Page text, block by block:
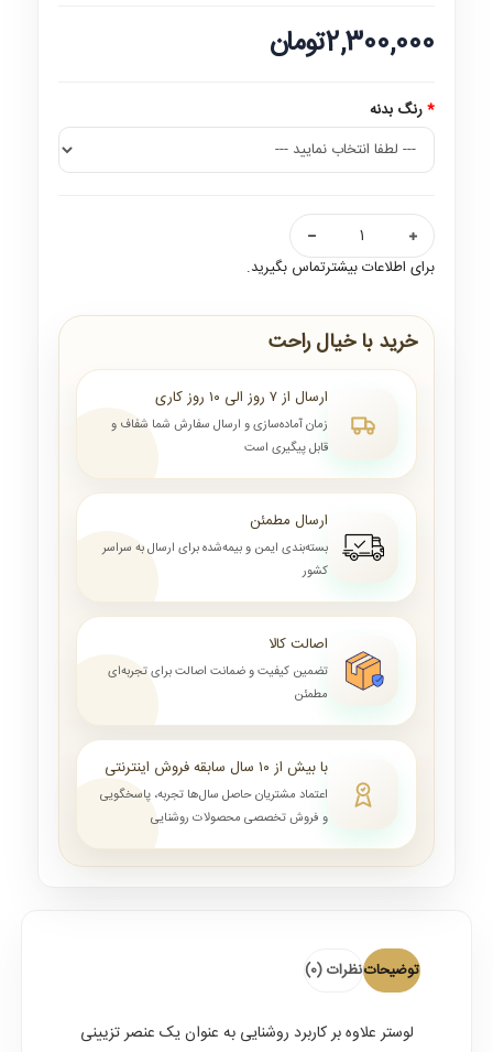
2,300,000تومان
رنگ بدنه
برای اطلاعات بیشترتماس بگیرید.
خرید با خیال راحت
ارسال از ۷ روز الی ۱۰ روز کاری
زمان آماده‌سازی و ارسال سفارش شما شفاف و
قابل پیگیری است
ارسال مطمئن
بسته‌بندی ایمن و بیمه‌شده برای ارسال به سراسر
کشور
اصالت کالا
تضمین کیفیت و ضمانت اصالت برای تجربه‌ای
مطمئن
با بیش از ۱۰ سال سابقه فروش اینترنتی
اعتماد مشتریان حاصل سال‌ها تجربه، پاسخگویی
و فروش تخصصی محصولات روشنایی
توضیحاتنظرات (0)
لوسترعلاوه بر کاربرد روشنایی به عنوان یک عنصر تزیینی